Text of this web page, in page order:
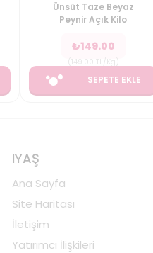
Ünsüt Taze Beyaz
Peynir Açık Kilo
₺149.00
SEPETE EKLE
IYAŞ
Ana Sayfa
Site Haritası
İletişim
Yatırımcı İlişkileri